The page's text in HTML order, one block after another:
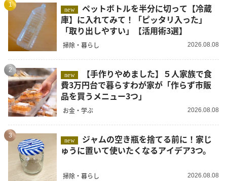
1
new
ペットボトルを半分に切って【冷蔵
庫】に入れてみて！「ピッタリ入った」
「取り出しやすい」【活用術3選】
掃除・暮らし 2026.08.08
2
new
費3万円台で暮らすわが家が「作らず市販
品を買うメニュー3つ」
お金・学ぶ 2026.08.08
3
new
ゅうに置いて使いたくなるアイデア3つ。
掃除・暮らし 2026.08.08